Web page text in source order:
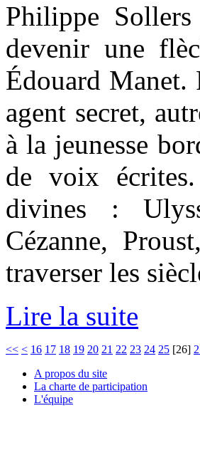
Philippe
devenir une
Édouard Manet.
agent secret,
à la jeunesse
de voix
divines :
Cézanne,
traverser les
Lire la suite
<< < 16 17 18 19 20 21 22 23 24 25 [26]
A propos du site
La charte de participation
L'équipe